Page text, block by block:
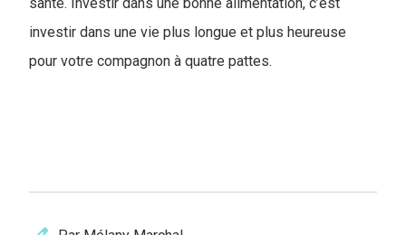
investir dans une vie plus longue et plus heureuse
pour votre compagnon à quatre pattes.